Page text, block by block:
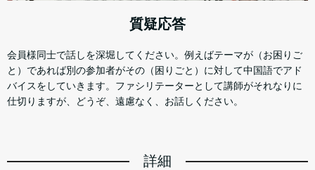
質疑応答
会員様同士で話しを深堀してください。例えばテーマが（お困りご
と）であれば別の参加者がその（困りごと）に対して中国語でアド
バイスをしていきます。ファシリテーターとして講師がそれなりに
仕切りますが、どうぞ、遠慮なく、お話しください。
詳細